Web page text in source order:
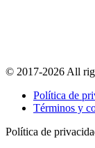
© 2017-2026 All
Política de
Términos y
Política de